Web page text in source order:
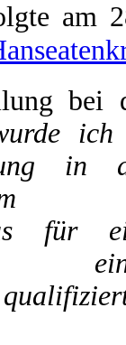
am
bei
ich
in
für